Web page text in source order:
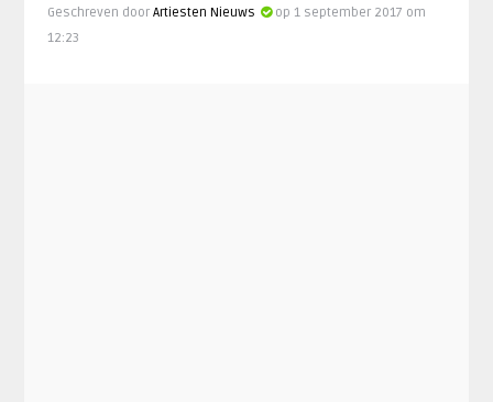
Geschreven door Artiesten Nieuws
op 1 september 2017 om
12:23